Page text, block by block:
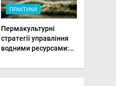
ПРАКТИКИ
Пермакультурні
стратегії управління
водними ресурсами:
господарство стійким
до посухи